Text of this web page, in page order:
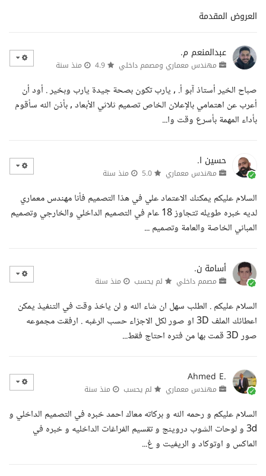
العروض المقدمة
عبدالمنعم م.
مهندس معماري ومصمم داخلي منذ سنة
صباح الخير أستاذ آبو أ. , يارب تكون بصحة جيدة يارب وبخير . أود أن
أعرب عن اهتمامي بالإعلان الخاص تصميم ثلاثي الأبعاد , بأذن الله سأقوم
بأداء المهمة بأسرع وقت وا...
حسين ا.
مهندس معماري منذ سنة
السلام عليكم يمكنك الاعتماد علي في هذا التصميم فأنا مهندس معماري
لديه خبره طويله تتجاوز 18 عام في التصميم الداخلي والخارجي وتصميم
المباني الخاصة والعامة وتصميم ...
أسامة ن.
مصمم داخلي لم يحسب منذ سنة
السلام عليكم . الطلب سهل ان شاء الله و لن ياخذ وقت في التنفيذ يمكن
اعطائك الملف 3D او صور لكل الاجزاء حسب الرغبه . ارفقت مجموعه
صور 3D قمت بها من فتره احتاج فقط...
Ahmed E.
مهندس معماري لم يحسب منذ سنة
السلام عليكم و رحمه الله و بركاته معاك احمد خبره في التصميم الداخلي و
3d و لوحات الشوب دروينج و تقسيم الفراغات الداخليه و خبره في
الماكس و اوتوكاد و الريفيت و غ...